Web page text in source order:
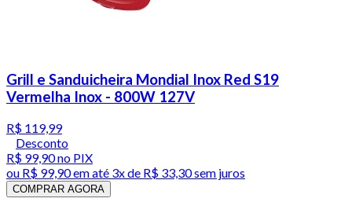
Grill e Sanduicheira Mondial Inox Red S19
Vermelha Inox - 800W 127V
R$ 119,99
Desconto
R$ 99,90no PIX
ou R$ 99,90em até 3x de R$ 33,30 sem juros
COMPRAR AGORA